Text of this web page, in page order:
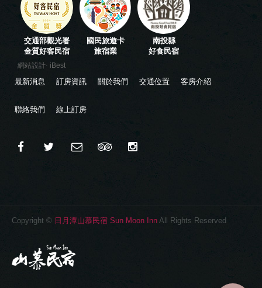
交通部觀光署
金質好客民宿
國民旅遊卡
旅宿業
南投縣
好食民宿
網站設計‧ iBest
最新消息 訂房資訊 關於我們 交通位置 客房介紹
聯絡我們 線上訂房
Copyright © 日月潭山慕民宿 Sun Moon Inn All Rights Reserved